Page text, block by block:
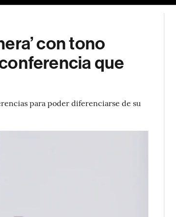
con tono
que
para poder diferenciarse de su